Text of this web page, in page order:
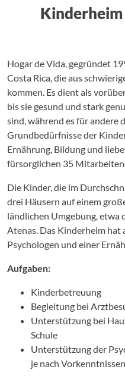
Hogar de Vida, gegründet
Costa Rica, die aus
kommen. Es dient als
bis sie gesund und stark
sind, während es für andere
Grundbedürfnisse der
Ernährung, Bildung und
fürsorglichen 35
Die Kinder, die im
drei Häusern auf einem
ländlichen Umgebung, etwa
Atenas. Das Kinderheim hat
Psychologen und einer
Aufgaben:
Kinderbetreuung
Begleitung bei
Unterstützung bei
Schule
Unterstützung der
je nach